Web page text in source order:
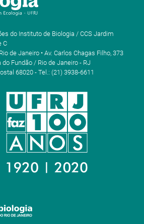
do Instituto de Biologia / CCS Jardim
C
de Janeiro • Av. Carlos Chagas Filho, 373
Fundão / Rio de Janeiro - RJ
68020 - Tel.: (21) 3938-6611